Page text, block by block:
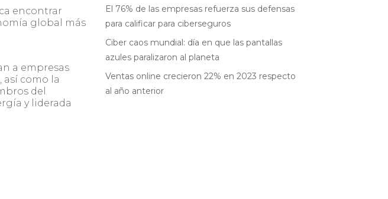
encontrar
global más
a empresas
así como la
del
y liderada
El 76% de las empresas refuerza sus defensas
para calificar para ciberseguros
Ciber caos mundial: día en que las pantallas
azules paralizaron al planeta
Ventas online crecieron 22% en 2023 respecto
al año anterior